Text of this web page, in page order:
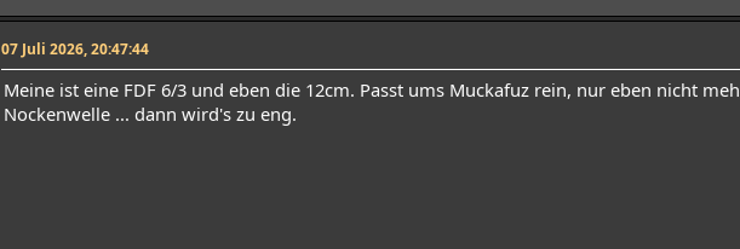
07 Juli 2026, 20:47:44
Meine ist eine FDF 6/3 und eben die 12cm. Passt ums Muckafuz rein, nur eben nicht
Nockenwelle ... dann wird's zu eng.